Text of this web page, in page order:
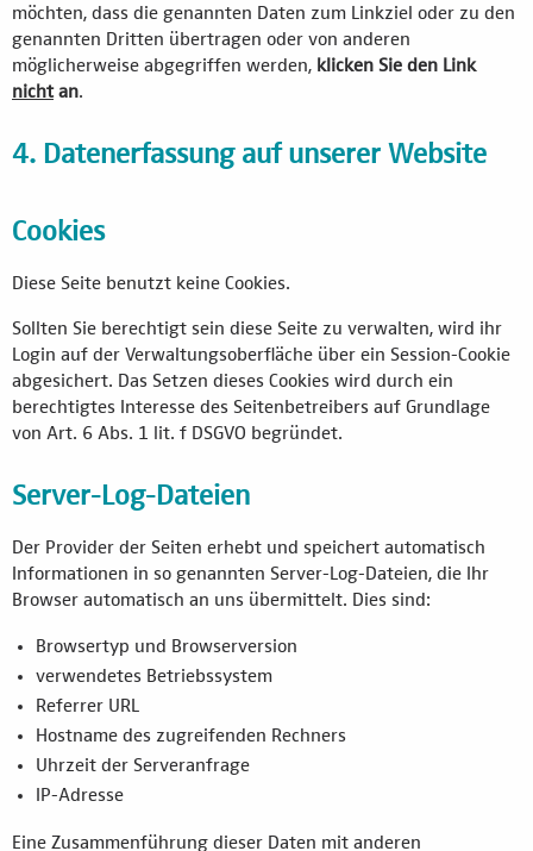
möchten, dass die genannten Daten zum Linkziel oder zu den
genannten Dritten übertragen oder von anderen
möglicherweise abgegriffen werden, klicken Sie den Link
nichtan.
4. Datenerfassung auf unserer Website
Cookies
Diese Seite benutzt keine Cookies.
Sollten Sie berechtigt sein diese Seite zu verwalten, wird ihr
Login auf der Verwaltungsoberfläche über ein Session-Cookie
abgesichert. Das Setzen dieses Cookies wird durch ein
berechtigtes Interesse des Seitenbetreibers auf Grundlage
von Art. 6 Abs. 1 lit. f DSGVO begründet.
Server-Log-Dateien
Der Provider der Seiten erhebt und speichert automatisch
Informationen in so genannten Server-Log-Dateien, die Ihr
Browser automatisch an uns übermittelt. Dies sind:
Browsertyp und Browserversion
verwendetes Betriebssystem
Referrer URL
Hostname des zugreifenden Rechners
Uhrzeit der Serveranfrage
IP-Adresse
Eine Zusammenführung dieser Daten mit anderen